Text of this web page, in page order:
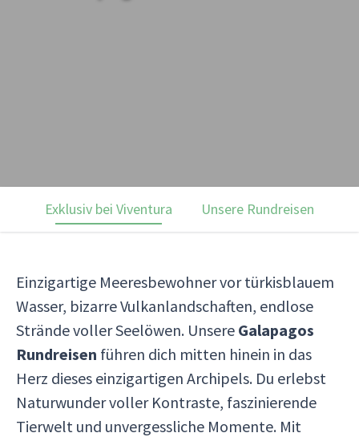
Exklusiv bei Viventura Unsere Rundreisen
Einzigartige Meeresbewohner vor türkisblauem
Wasser, bizarre Vulkanlandschaften, endlose
Strände voller Seelöwen. Unsere Galapagos
Rundreisen führen dich mitten hinein in das
Herz dieses einzigartigen Archipels. Du erlebst
Naturwunder voller Kontraste, faszinierende
Tierwelt und unvergessliche Momente. Mit